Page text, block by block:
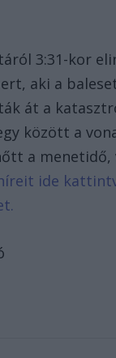
3:31-kor
aki a
át a
között a
a
ide